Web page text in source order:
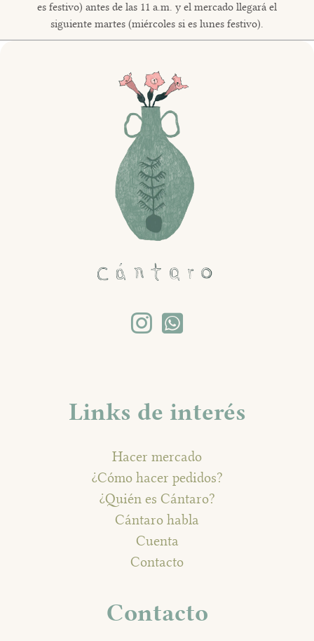
es festivo) antes de las 11 a.m. y el mercado llegará el
siguiente martes (miércoles si es lunes festivo).
Links de interés
Hacer mercado
¿Cómo hacer pedidos?
¿Quién es Cántaro?
Cántaro habla
Cuenta
Contacto
Contacto